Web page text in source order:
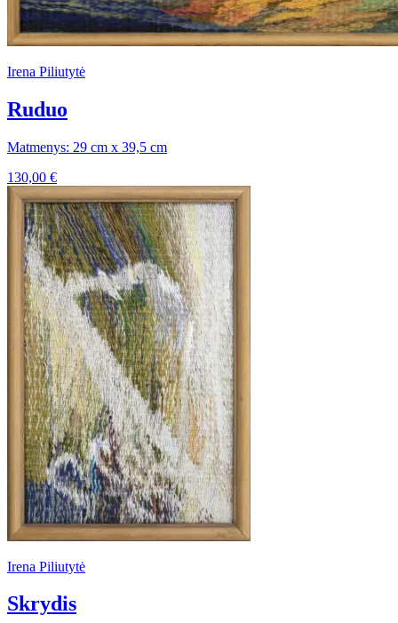
Irena Piliutytė
Ruduo
Matmenys: 29 cm x 39,5 cm
130,00 €
Irena Piliutytė
Skrydis